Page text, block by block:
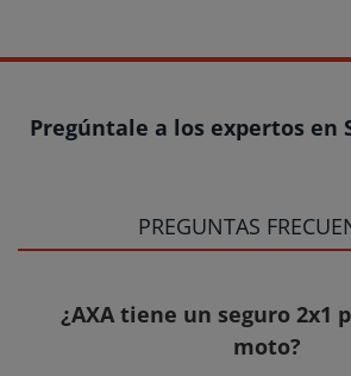
Pregúntale a los expertos en
PREGUNTAS
¿AXA tiene un seguro 2x1
moto?